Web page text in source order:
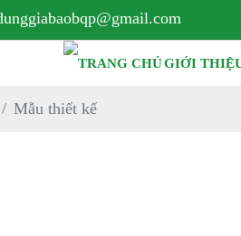
GIỚI
Mẫu thiết kế